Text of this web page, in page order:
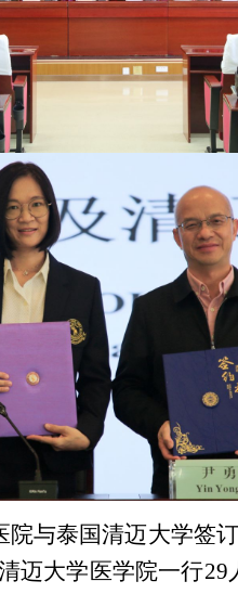
院与泰国清迈大学签
迈大学医学院一行